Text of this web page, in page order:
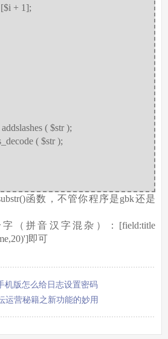
+ 1];
( $str );
( $str );
函数，不管你程序是gbk还是
（拼音汉字混杂）：[field:title
即可
机版怎么给日志设置密码
运营秘籍之新功能的妙用